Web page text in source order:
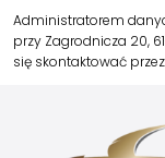
Administratorem
przy Zagrodnicza 20,
się skontaktować